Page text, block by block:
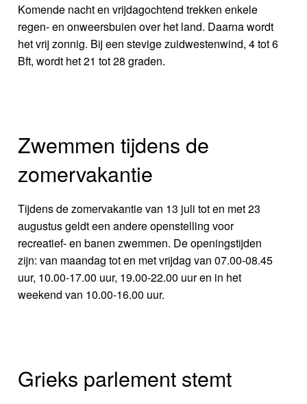
Komende nacht en vrijdagochtend trekken enkele
regen- en onweersbuien over het land. Daarna wordt
het vrij zonnig. Bij een stevige zuidwestenwind, 4 tot 6
Bft, wordt het 21 tot 28 graden.
Zwemmen tijdens de
zomervakantie
Tijdens de zomervakantie van 13 juli tot en met 23
augustus geldt een andere openstelling voor
recreatief- en banen zwemmen. De openingstijden
zijn: van maandag tot en met vrijdag van 07.00-08.45
uur, 10.00-17.00 uur, 19.00-22.00 uur en in het
weekend van 10.00-16.00 uur.
Grieks parlement stemt